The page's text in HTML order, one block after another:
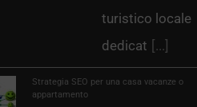
turistico locale
dedicat [...]
Strategia SEO per una casa vacanze o
appartamento